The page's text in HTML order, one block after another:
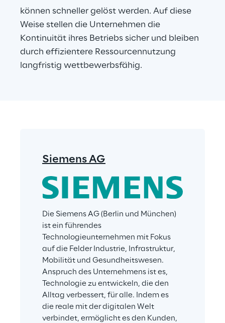
können schneller gelöst werden. Auf diese
Weise stellen die Unternehmen die
Kontinuität ihres Betriebs sicher und bleiben
durch effizientere Ressourcennutzung
langfristig wettbewerbsfähig.
Siemens AG
Die Siemens AG (Berlin und München)
ist ein führendes
Technologieunternehmen mit Fokus
auf die Felder Industrie, Infrastruktur,
Mobilität und Gesundheitswesen.
Anspruch des Unternehmens ist es,
Technologie zu entwickeln, die den
Alltag verbessert, für alle. Indem es
die reale mit der digitalen Welt
verbindet, ermöglicht es den Kunden,